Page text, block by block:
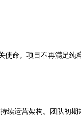
使命。项目不再满足纯
续运营架构。团队初期